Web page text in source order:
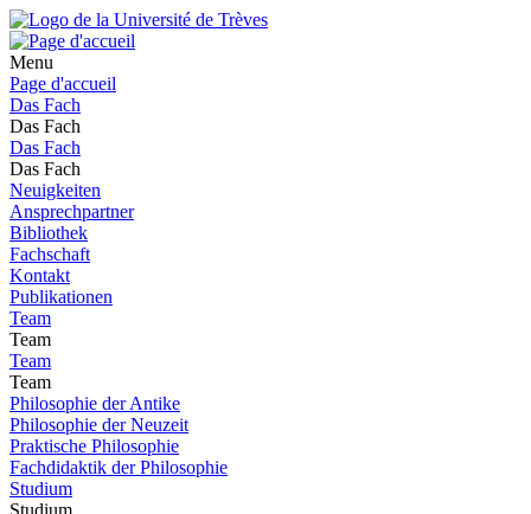
Menu
Page d'accueil
Das Fach
Das Fach
Das Fach
Das Fach
Neuigkeiten
Ansprechpartner
Bibliothek
Fachschaft
Kontakt
Publikationen
Team
Team
Team
Team
Philosophie der Antike
Philosophie der Neuzeit
Praktische Philosophie
Fachdidaktik der Philosophie
Studium
Studium